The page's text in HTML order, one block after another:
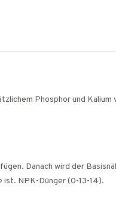
Phosphor und
Danach wird der
ist. NPK-Dünger (0-13-14).